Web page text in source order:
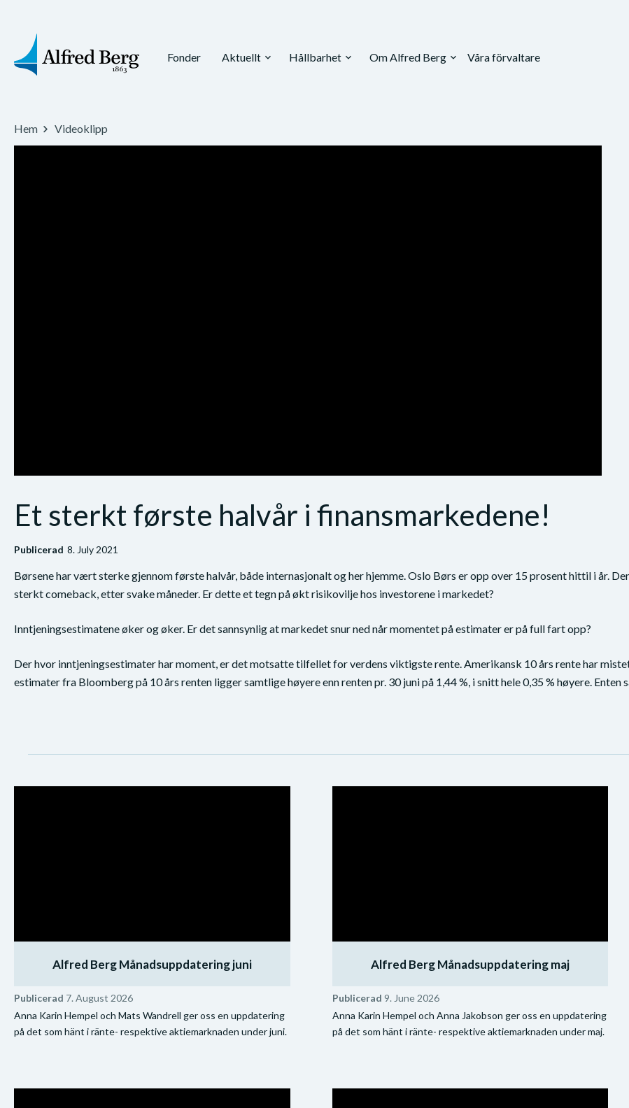
Fonder Aktuellt expand_more Hållbarhet expand_more Om Alfred Berg expand_more Våra förvaltare
Hem Videoklipp
Et sterkt første halvår i finansmarkedene!
Publicerad 8. July 2021
Børsene har vært sterke gjennom første halvår, både internasjonalt og her hjemme. Oslo Børs er opp over 15 prosent hittil i år.
sterkt comeback, etter svake måneder. Er dette et tegn på økt risikovilje hos investorene i markedet?
Inntjeningsestimatene øker og øker. Er det sannsynlig at markedet snur ned når momentet på estimater er på full fart opp?
Der hvor inntjeningsestimater har moment, er det motsatte tilfellet for verdens viktigste rente. Amerikansk 10 års rente har
estimater fra Bloomberg på 10 års renten ligger samtlige høyere enn renten pr. 30 juni på 1,44 %, i snitt hele 0,35 % høyere. Enten
Alfred Berg Månadsuppdatering juni
Publicerad 7. August 2026
Anna Karin Hempel och Mats Wandrell ger oss en uppdatering
på det som hänt i ränte- respektive aktiemarknaden under juni.
Alfred Berg Månadsuppdatering maj
Publicerad 9. June 2026
Anna Karin Hempel och Anna Jakobson ger oss en uppdatering
på det som hänt i ränte- respektive aktiemarknaden under maj.